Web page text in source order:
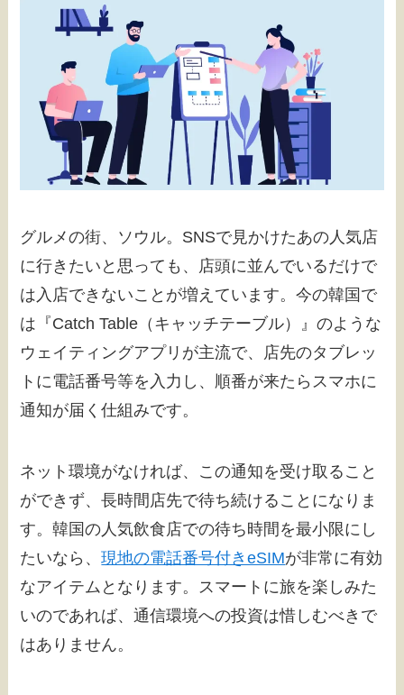
グルメの街、ソウル。SNSで見かけたあの人気店
に行きたいと思っても、店頭に並んでいるだけで
は入店できないことが増えています。今の韓国で
は『Catch Table（キャッチテーブル）』のような
ウェイティングアプリが主流で、店先のタブレッ
トに電話番号等を入力し、順番が来たらスマホに
通知が届く仕組みです。
ネット環境がなければ、この通知を受け取ること
ができず、長時間店先で待ち続けることになりま
す。韓国の人気飲食店での待ち時間を最小限にし
たいなら、現地の電話番号付きeSIMが非常に有効
なアイテムとなります。スマートに旅を楽しみた
いのであれば、通信環境への投資は惜しむべきで
はありません。